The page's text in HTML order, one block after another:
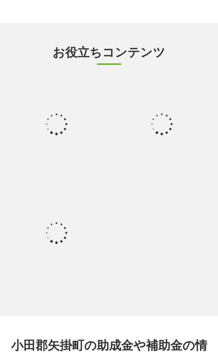
お役立ちコンテンツ
小田郡矢掛町の助成金や補助金の情